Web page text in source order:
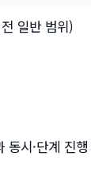
일반 범위)
시·단계 진